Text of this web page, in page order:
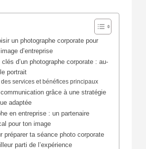
un photographe corporate pour
d’entreprise
d’un photographe corporate : au-
portrait
services et bénéfices principaux
grâce à une stratégie
adaptée
en entreprise : un partenaire
pour ton image
préparer ta séance photo corporate
parti de l’expérience